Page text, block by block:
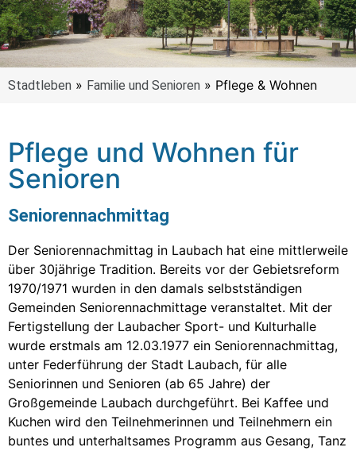
Stadtleben » Familie und Senioren » Pflege & Wohnen
Pflege und Wohnen für
Senioren
Seniorennachmittag
Der Seniorennachmittag in Laubach hat eine mittlerweile
über 30jährige Tradition. Bereits vor der Gebietsreform
1970/1971 wurden in den damals selbstständigen
Gemeinden Seniorennachmittage veranstaltet. Mit der
Fertigstellung der Laubacher Sport- und Kulturhalle
wurde erstmals am 12.03.1977 ein Seniorennachmittag,
unter Federführung der Stadt Laubach, für alle
Seniorinnen und Senioren (ab 65 Jahre) der
Großgemeinde Laubach durchgeführt. Bei Kaffee und
Kuchen wird den Teilnehmerinnen und Teilnehmern ein
buntes und unterhaltsames Programm aus Gesang, Tanz